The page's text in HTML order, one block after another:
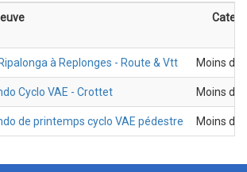
Ripalonga à Replonges - Route & Vtt Moins de
Cyclo VAE - Crottet Moins de
de printemps cyclo VAE pédestre Moins de